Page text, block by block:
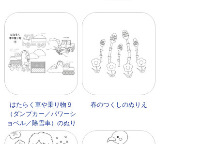
はたらく車や乗り物９
（ダンプカー／パワーシ
ョベル／除雪車）のぬり
え
春のつくしのぬりえ